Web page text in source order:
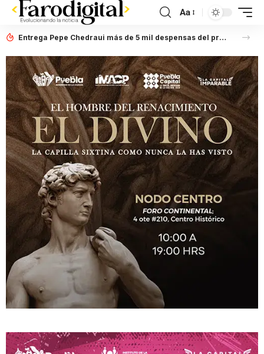
Aa
Entrega Pepe Chedraui más de 5 mil despensas del programa “Alimentación Imparable” en San Miguel Canoa